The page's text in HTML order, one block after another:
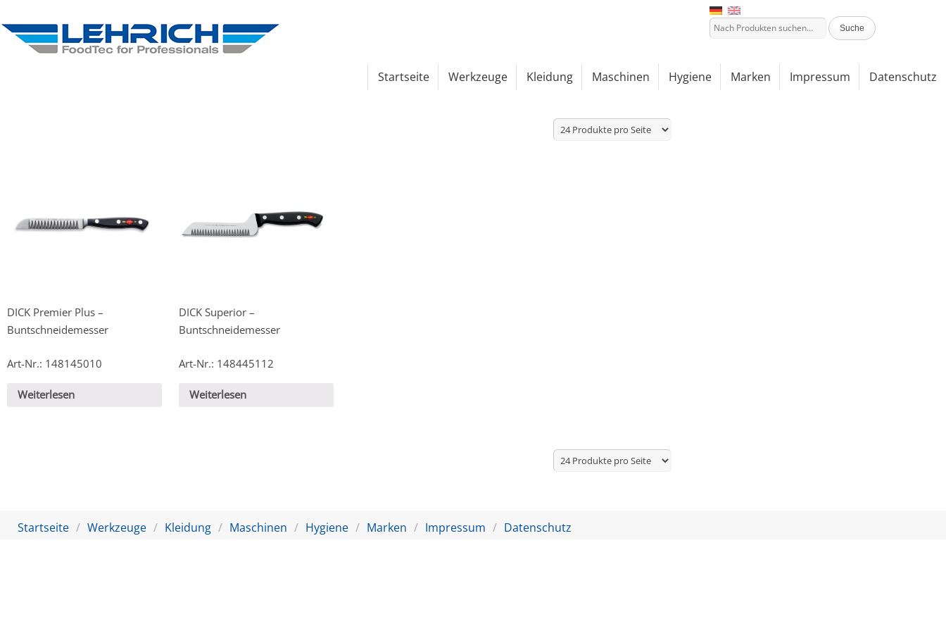
Startseite Werkzeuge Kleidung Maschinen Hygiene Marken Impressum Datenschutz
DICK Premier Plus –
Buntschneidemesser
Art-Nr.: 148145010
Weiterlesen
DICK Superior –
Buntschneidemesser
Art-Nr.: 148445112
Weiterlesen
Startseite Werkzeuge Kleidung Maschinen Hygiene Marken Impressum Datenschutz